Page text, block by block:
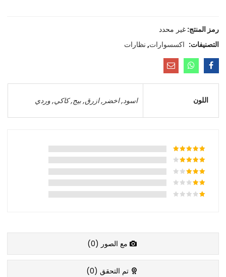
رمز المنتج:غير محدد
التصنيفات: اكسسوارات, نظارات
اللون اسود,اخضر ,ازرق,بيج,كاكي,وردي
مع الصور (0
)
تم التحقق (0
)